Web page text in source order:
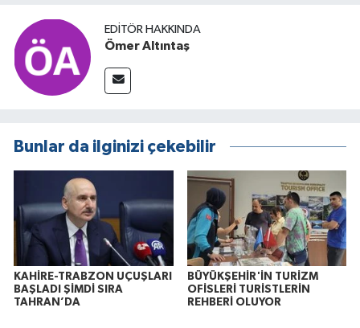
EDITÖR HAKKINDA
Ömer Altıntaş
Bunlar da ilginizi çekebilir
KAHİRE-TRABZON UÇUŞLARI
BAŞLADI ŞİMDİ SIRA
TAHRAN’DA
BÜYÜKŞEHİR'İN TURİZM
OFİSLERİ TURİSTLERİN
REHBERİ OLUYOR